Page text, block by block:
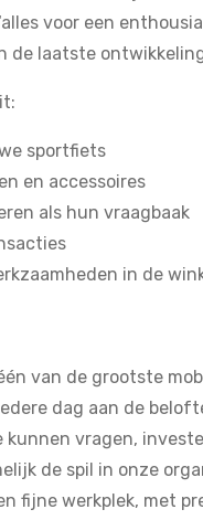
voor een
de laatste
sportfiets
en accessoires
als hun vraagbaak
in de
van de grootste
dag aan de
vragen,
de spil in onze
fijne werkplek, met